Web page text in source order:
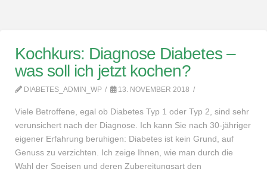
Kochkurs: Diagnose Diabetes –
was soll ich jetzt kochen?
DIABETES_ADMIN_WP 13. NOVEMBER 2018
Viele Betroffene, egal ob Diabetes Typ 1 oder Typ 2, sind sehr
verunsichert nach der Diagnose. Ich kann Sie nach 30-jähriger
eigener Erfahrung beruhigen: Diabetes ist kein Grund, auf
Genuss zu verzichten. Ich zeige Ihnen, wie man durch die
Wahl der Speisen und deren Zubereitungsart den